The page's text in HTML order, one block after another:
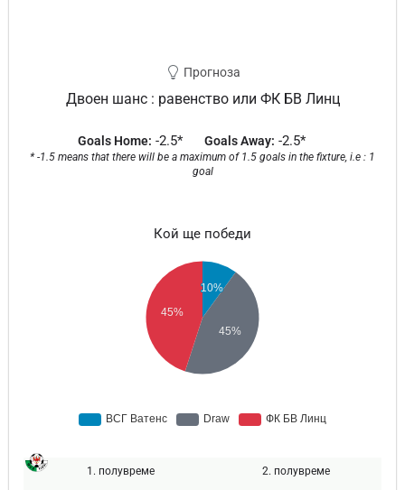
Прогноза
Двоен шанс : равенство или ФК БВ Линц
Goals Home: -2.5* Goals Away: -2.5*
* -1.5 means that there will be a maximum of 1.5 goals in the fixture, i.e : 1
goal
Кой ще победи
1. полувреме 2. полувреме